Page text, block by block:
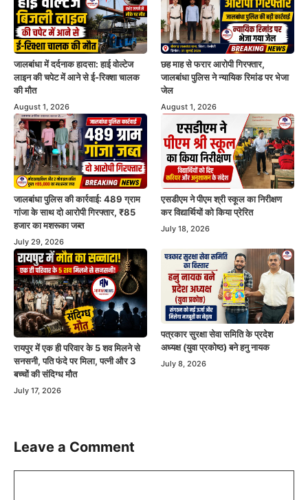
जालबांधा में दर्दनाक हादसा: हाई वोल्टेज
लाइन की चपेट में आने से ई-रिक्शा चालक
की मौत
August 1, 2026
छह माह से फरार आरोपी गिरफ्तार,
जालबांधा पुलिस ने न्यायिक रिमांड पर भेजा
जेल
August 1, 2026
जालबांधा पुलिस की कार्रवाई: 489 ग्राम
गांजा के साथ दो आरोपी गिरफ्तार, ₹85
हजार का मशरूका जब्त
July 29, 2026
एसडीएम ने पीएम श्री स्कूल का निरीक्षण
कर विद्यार्थियों को किया प्रेरित
July 18, 2026
रायपुर में एक ही परिवार के 5 शव मिलने से
सनसनी, पति फंदे पर मिला, पत्नी और 3
बच्चों की संदिग्ध मौत
July 17, 2026
पत्रकार सुरक्षा सेवा समिति के प्रदेश
अध्यक्ष (युवा प्रकोष्ठ) बने हनु नायक
July 8, 2026
Leave a Comment